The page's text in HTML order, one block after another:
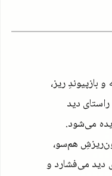
بازپیوندِ ریز،
دید
می‌شود.
هم‌سو،
دید می‌فشارد و